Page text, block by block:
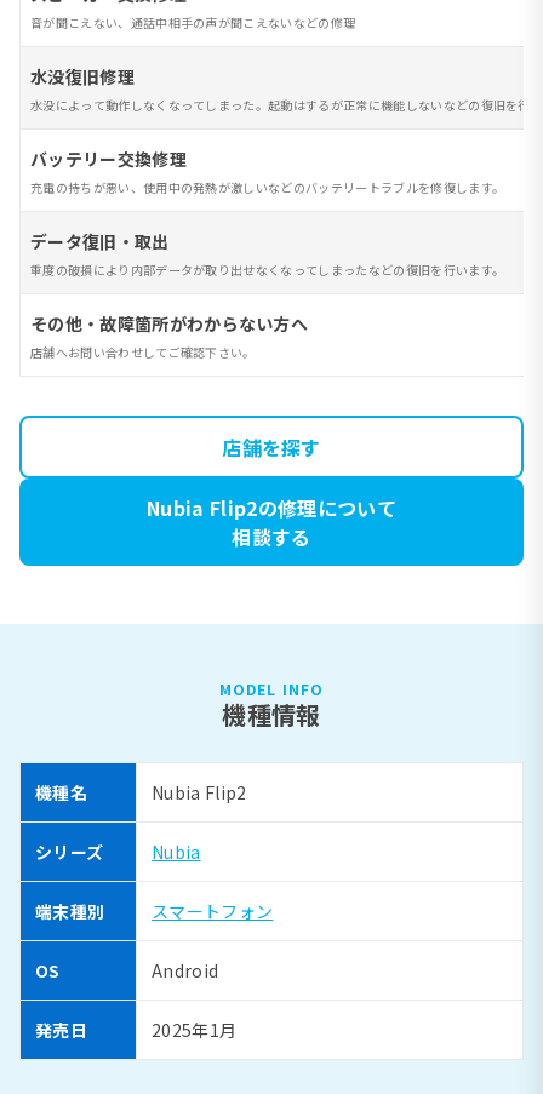
音が聞こえない、通話中相手の声が聞こえないなどの修理
水没復旧修理
水没によって動作しなくなってしまった。起動はするが正常に機能しないなどの復旧を行
バッテリー交換修理
充電の持ちが悪い、使用中の発熱が激しいなどのバッテリートラブルを修復します。
データ復旧・取出
重度の破損により内部データが取り出せなくなってしまったなどの復旧を行います。
その他・故障箇所がわからない方へ
店舗へお問い合わせしてご確認下さい。
店舗を探す
Nubia Flip2の修理について
相談する
MODEL INFO
機種情報
機種名 Nubia Flip2
シリーズ Nubia
端末種別 スマートフォン
OS Android
発売日 2025年1月